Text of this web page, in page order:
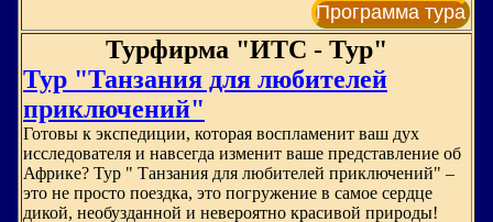
Программа тура
Турфирма "ИТС - Тур"
Тур "Танзания для любителей
приключений"
Готовы к экспедиции, которая воспламенит ваш дух
исследователя и навсегда изменит ваше представление об
Африке? Тур " Танзания для любителей приключений" –
это не просто поездка, это погружение в самое сердце
дикой, необузданной и невероятно красивой природы!